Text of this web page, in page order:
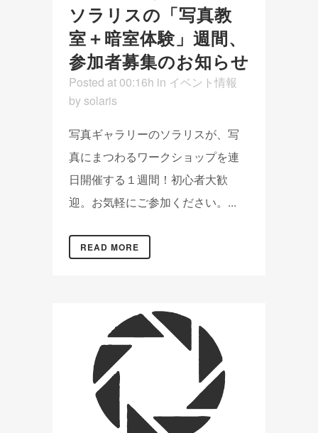
ソラリスの「写真教
室＋暗室体験」週間、
参加者募集のお知らせ
Posted at 00:16h in イベント情報
by solaris
写真ギャラリーのソラリスが、写
真にまつわるワークショップを連
日開催する１週間！初心者大歓
迎。お気軽にご参加ください。...
READ MORE